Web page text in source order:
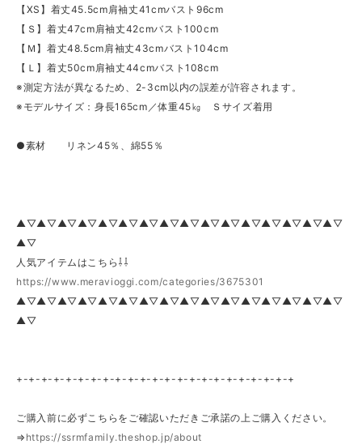
【XS】着丈45.5cm肩袖丈41cmバスト96cm
【Ｓ】着丈47cm肩袖丈42cmバスト100cm
【Ｍ】着丈48.5cm肩袖丈43cmバスト104cm
【Ｌ】着丈50cm肩袖丈44cmバスト108cm
※測定方法が異なるため、2-3cm以内の誤差が許容されます。
※モデルサイズ：身長165cm／体重45㎏ Ｓサイズ着用
●素材 リネン45％、綿55％
▲▽▲▽▲▽▲▽▲▽▲▽▲▽▲▽▲▽▲▽▲▽▲▽▲▽▲▽▲▽▲▽
▲▽
人気アイテムはこちら⇩⇩
https://www.meravioggi.com/categories/3675301
▲▽▲▽▲▽▲▽▲▽▲▽▲▽▲▽▲▽▲▽▲▽▲▽▲▽▲▽▲▽▲▽
▲▽
+-+-+-+-+-+-+-+-+-+-+-+-+-+-+-+-+-+-+-+-+-+-+
ご購入前に必ずこちらをご確認いただきご承諾の上ご購入ください。
⇒ https://ssrmfamily.theshop.jp/about